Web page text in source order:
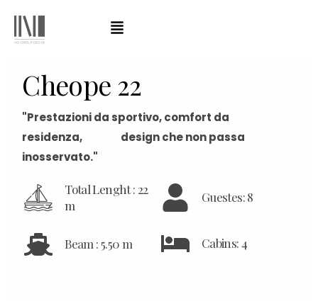
Cheope 22
"Prestazioni da sportivo, comfort da
residenza, design che non passa
inosservato."
Total Lenght : 22
m
Beam : 5.50 m
Guestes: 8
Cabins: 4